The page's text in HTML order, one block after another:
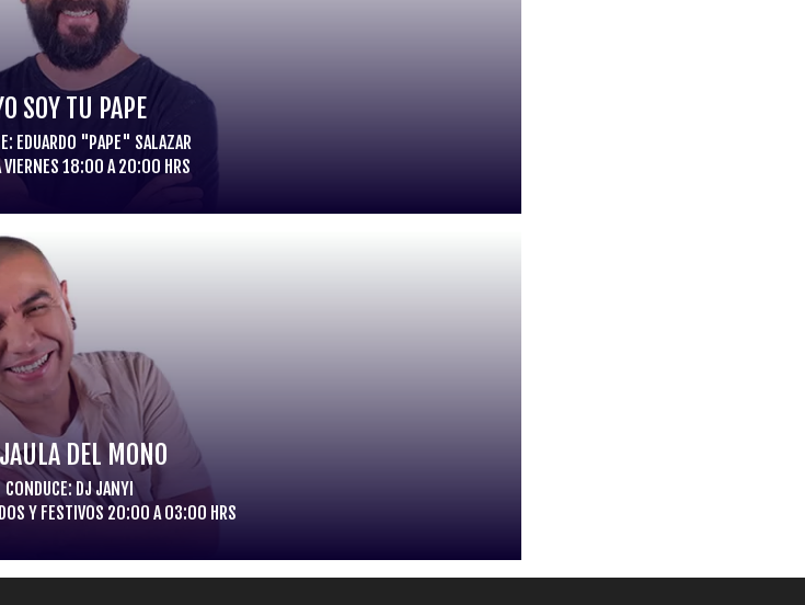
SOY TU PAPE
EDUARDO "PAPE" SALAZAR
VIERNES 18:00 A 20:00 HRS
DEL MONO
CONDUCE: DJ JANYI
Y FESTIVOS 20:00 A 03:00 HRS